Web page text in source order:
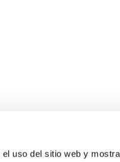
uso del sitio web y